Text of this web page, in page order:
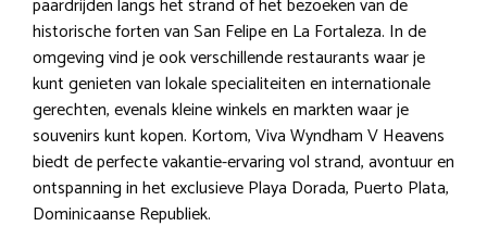
paardrijden langs het strand of het bezoeken van de
historische forten van San Felipe en La Fortaleza. In de
omgeving vind je ook verschillende restaurants waar je
kunt genieten van lokale specialiteiten en internationale
gerechten, evenals kleine winkels en markten waar je
souvenirs kunt kopen. Kortom, Viva Wyndham V Heavens
biedt de perfecte vakantie-ervaring vol strand, avontuur en
ontspanning in het exclusieve Playa Dorada, Puerto Plata,
Dominicaanse Republiek.